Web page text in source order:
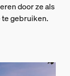
door ze als
gebruiken.